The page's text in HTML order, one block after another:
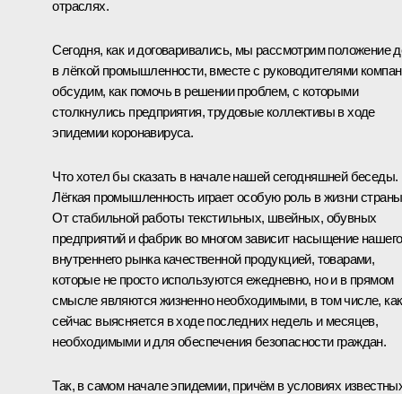
отраслях.
Сегодня, как и договаривались, мы рассмотрим положение
в лёгкой промышленности, вместе с руководителями
обсудим, как помочь в решении проблем, с которыми
столкнулись предприятия, трудовые коллективы в ходе
эпидемии коронавируса.
Что хотел бы сказать в начале нашей сегодняшней беседы.
Лёгкая промышленность играет особую роль в жизни
От стабильной работы текстильных, швейных, обувных
предприятий и фабрик во многом зависит насыщение нашего
внутреннего рынка качественной продукцией, товарами,
которые не просто используются ежедневно, но и в прямом
смысле являются жизненно необходимыми, в том числе, как
сейчас выясняется в ходе последних недель и месяцев,
необходимыми и для обеспечения безопасности граждан.
Так, в самом начале эпидемии, причём в условиях